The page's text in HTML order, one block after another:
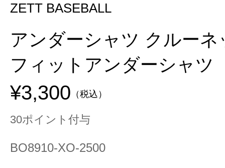
ZETT BASEBALL
アンダーシャツ クルー
フィットアンダーシャツ
¥3,300 （税込）
30ポイント付与
BO8910-XO-2500